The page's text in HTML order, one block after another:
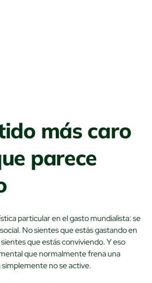
más caro
parece
particular en el gasto mundialista: se
No sientes que estás gastando en
que estás conviviendo. Y eso
que normalmente frena una
no se active.